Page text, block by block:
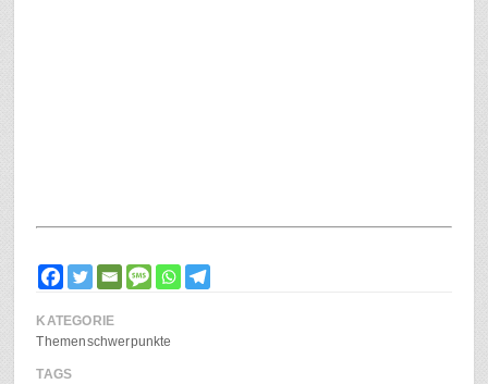
KATEGORIE
Themenschwerpunkte
TAGS